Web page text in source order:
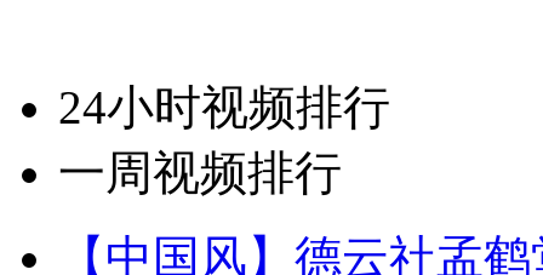
24小时视频排行
一周视频排行
【中国风】德云社孟